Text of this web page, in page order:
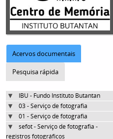
Acervos documentais
Pesquisa rápida
IBU - Fundo Instituto Butantan
03 - Serviço de fotografia
01 - Serviço de fotografia
sefot - Serviço de fotografia -
registros fotográficos